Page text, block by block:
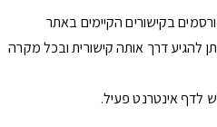
בקישורים הקיימים באתר
להגיע דרך אותה קישורית ובכל מקרה